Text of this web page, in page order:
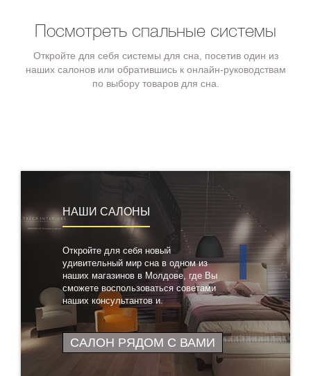
Посмотреть спальные системы
Откройте для себя системы для сна, посетив один из
наших салонов или обратившись к онлайн-руководствам
по выбору товаров для сна.
НАШИ САЛОНЫ
Откройте для себя новый
удивительный мир сна в одном из
наших магазинов в Молдове, где Вы
сможете воспользоваться советами
наших консультантов и
протестировать понравившиеся
товары
САЛОН РЯДОМ С ВАМИ